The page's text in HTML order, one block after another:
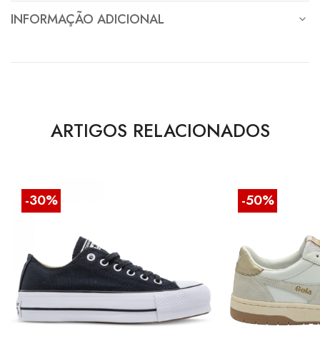
INFORMAÇÃO ADICIONAL
ARTIGOS RELACIONADOS
-30% -50%